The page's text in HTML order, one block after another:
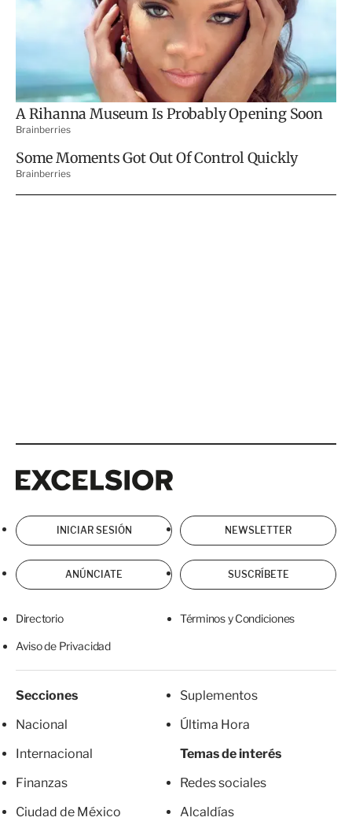
INICIAR SESIÓN NEWSLETTER
ANÚNCIATE SUSCRÍBETE
Directorio Términos y Condiciones
Aviso de Privacidad
Secciones
Nacional
Internacional
Finanzas
Ciudad de México
Suplementos
Última Hora
Temas de interés
Redes sociales
Alcaldías